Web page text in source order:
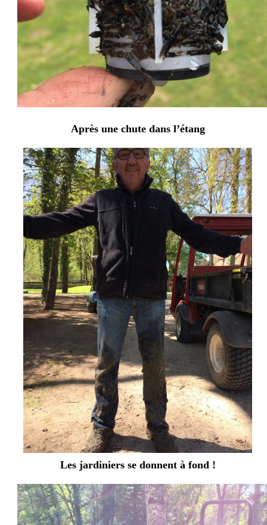
Après une chute dans l’étang
Les jardiniers se donnent à fond !